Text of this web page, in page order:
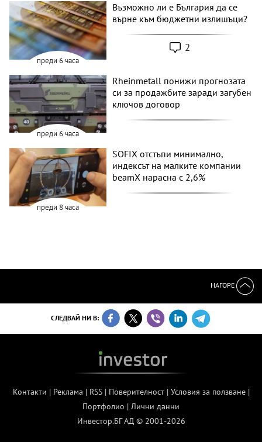
преди 6 часа
Възможно ли е България да се
върне към бюджетни излишъци?
2
преди 6 часа
Rheinmetall понижи прогнозата
си за продажбите заради загубен
ключов договор
преди 8 часа
SOFIX отстъпи минимално,
индексът на малките компании
beamX нарасна с 2,6%
НАГОРЕ
СЛЕДВАЙ НИ В:
Контакти | Реклама | RSS| Поверителност| Условия за ползване|
Портфолио | Лични данни
Инвестор.БГ АД © 2001-2026